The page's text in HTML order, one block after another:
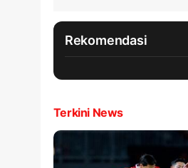
Rekomendasi
Terkini News